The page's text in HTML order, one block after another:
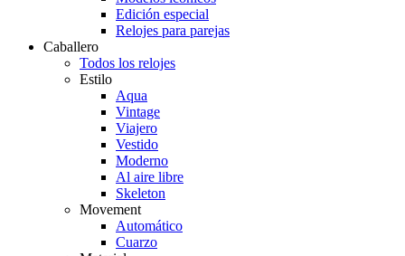
Edición especial
Relojes para parejas
Caballero
Todos los relojes
Estilo
Aqua
Vintage
Viajero
Vestido
Moderno
Al aire libre
Skeleton
Movement
Automático
Cuarzo